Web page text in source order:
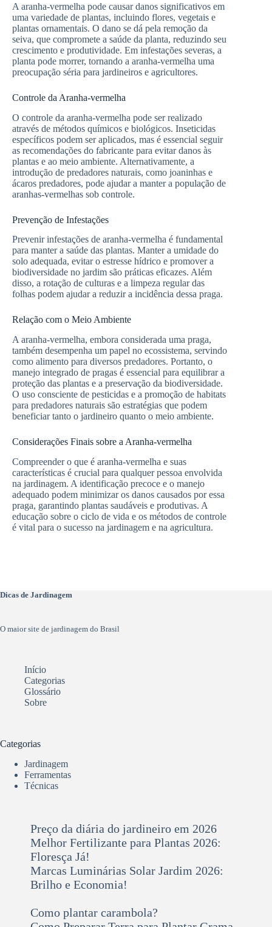
A aranha-vermelha pode causar danos significativos em
uma variedade de plantas, incluindo flores, vegetais e
plantas ornamentais. O dano se dá pela remoção da
seiva, que compromete a saúde da planta, reduzindo seu
crescimento e produtividade. Em infestações severas, a
planta pode morrer, tornando a aranha-vermelha uma
preocupação séria para jardineiros e agricultores.
Controle da Aranha-vermelha
O controle da aranha-vermelha pode ser realizado
através de métodos químicos e biológicos. Inseticidas
específicos podem ser aplicados, mas é essencial seguir
as recomendações do fabricante para evitar danos às
plantas e ao meio ambiente. Alternativamente, a
introdução de predadores naturais, como joaninhas e
ácaros predadores, pode ajudar a manter a população de
aranhas-vermelhas sob controle.
Prevenção de Infestações
Prevenir infestações de aranha-vermelha é fundamental
para manter a saúde das plantas. Manter a umidade do
solo adequada, evitar o estresse hídrico e promover a
biodiversidade no jardim são práticas eficazes. Além
disso, a rotação de culturas e a limpeza regular das
folhas podem ajudar a reduzir a incidência dessa praga.
Relação com o Meio Ambiente
A aranha-vermelha, embora considerada uma praga,
também desempenha um papel no ecossistema, servindo
como alimento para diversos predadores. Portanto, o
manejo integrado de pragas é essencial para equilibrar a
proteção das plantas e a preservação da biodiversidade.
O uso consciente de pesticidas e a promoção de habitats
para predadores naturais são estratégias que podem
beneficiar tanto o jardineiro quanto o meio ambiente.
Considerações Finais sobre a Aranha-vermelha
Compreender o que é aranha-vermelha e suas
características é crucial para qualquer pessoa envolvida
na jardinagem. A identificação precoce e o manejo
adequado podem minimizar os danos causados por essa
praga, garantindo plantas saudáveis e produtivas. A
educação sobre o ciclo de vida e os métodos de controle
é vital para o sucesso na jardinagem e na agricultura.
Dicas de Jardinagem
O maior site de jardinagem do Brasil
Início
Categorias
Glossário
Sobre
Categorias
Jardinagem
Ferramentas
Técnicas
Preço da diária do jardineiro em 2026
Melhor Fertilizante para Plantas 2026:
Floresça Já!
Marcas Luminárias Solar Jardim 2026:
Brilho e Economia!
Como plantar carambola?